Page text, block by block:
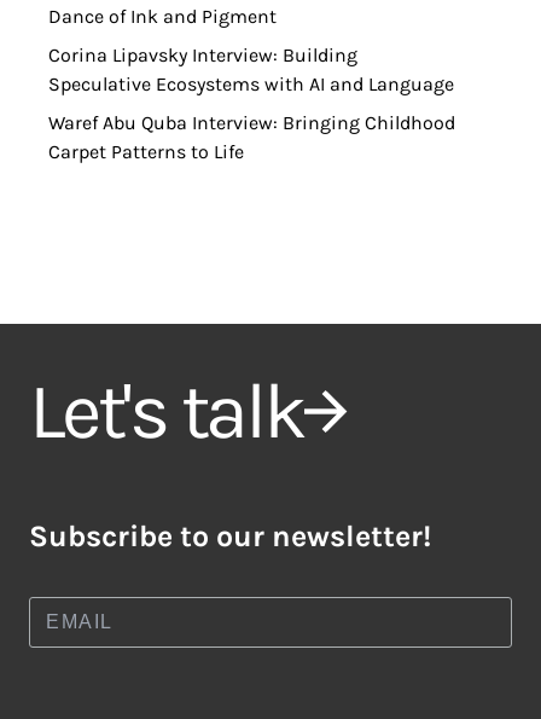
Dance of Ink and Pigment
Corina Lipavsky Interview: Building
Speculative Ecosystems with AI and Language
Waref Abu Quba Interview: Bringing Childhood
Carpet Patterns to Life
Let's talk
Subscribe to our newsletter!